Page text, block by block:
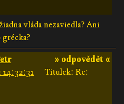
vláda nezaviedla? Ani
grécka?
» odpovědět «
14:32:31
Titulek: Re: